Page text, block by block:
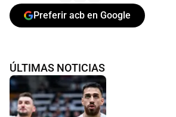
Preferir acb en Google
ÚLTIMAS NOTICIAS